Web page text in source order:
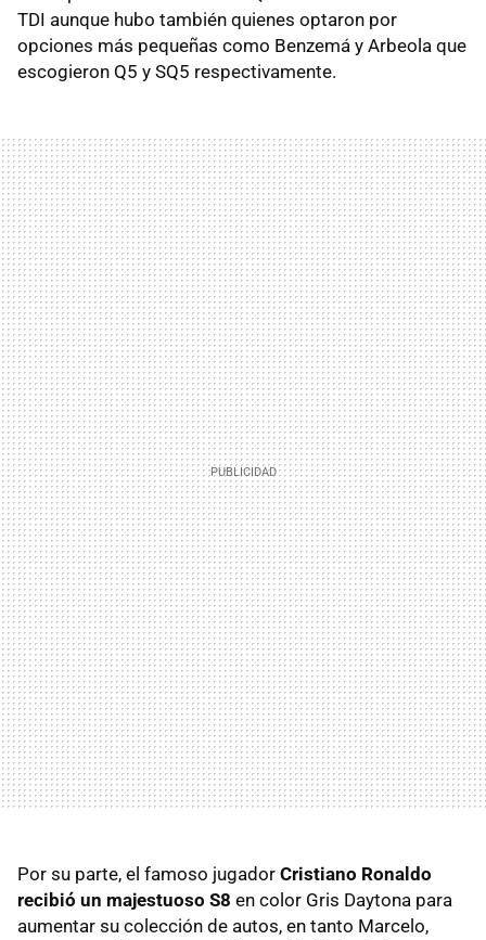
TDI aunque hubo también quienes optaron por
opciones más pequeñas como Benzemá y Arbeola que
escogieron Q5 y SQ5 respectivamente.
Por su parte, el famoso jugador Cristiano Ronaldo
recibió un majestuoso S8 en color Gris Daytona para
aumentar su colección de autos, en tanto Marcelo,